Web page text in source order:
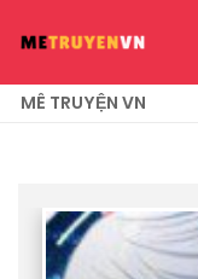
MÊ TRUYỆN VN